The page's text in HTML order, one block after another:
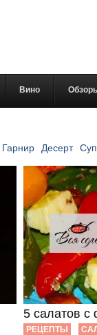
Вино
Гарнир Десерт Суп
5 салатов с
РЕЦЕПТЫ